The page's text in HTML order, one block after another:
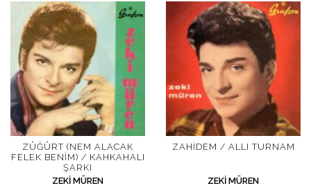
ZÜĞÜRT (NEM ALACAK
FELEK BENIM) / KAHKAHALI
ŞARKI
ZEKI MÜREN
ZAHIDEM / ALLI TURNAM
ZEKI MÜREN